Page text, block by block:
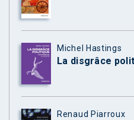
Michel Hastings
La disgrâce
Renaud Piarroux